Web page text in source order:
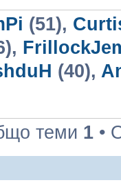
(51),
(40),
теми 1 •